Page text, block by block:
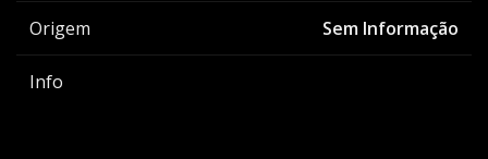
Origem Sem Informação
Info